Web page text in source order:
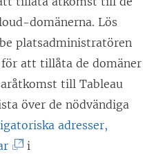
t
t
n
y
t
t
f
domänerna. Lös
platsadministratören
att tillåta de domäner
till Tableau
över de nödvändiga
adresser,
(
i